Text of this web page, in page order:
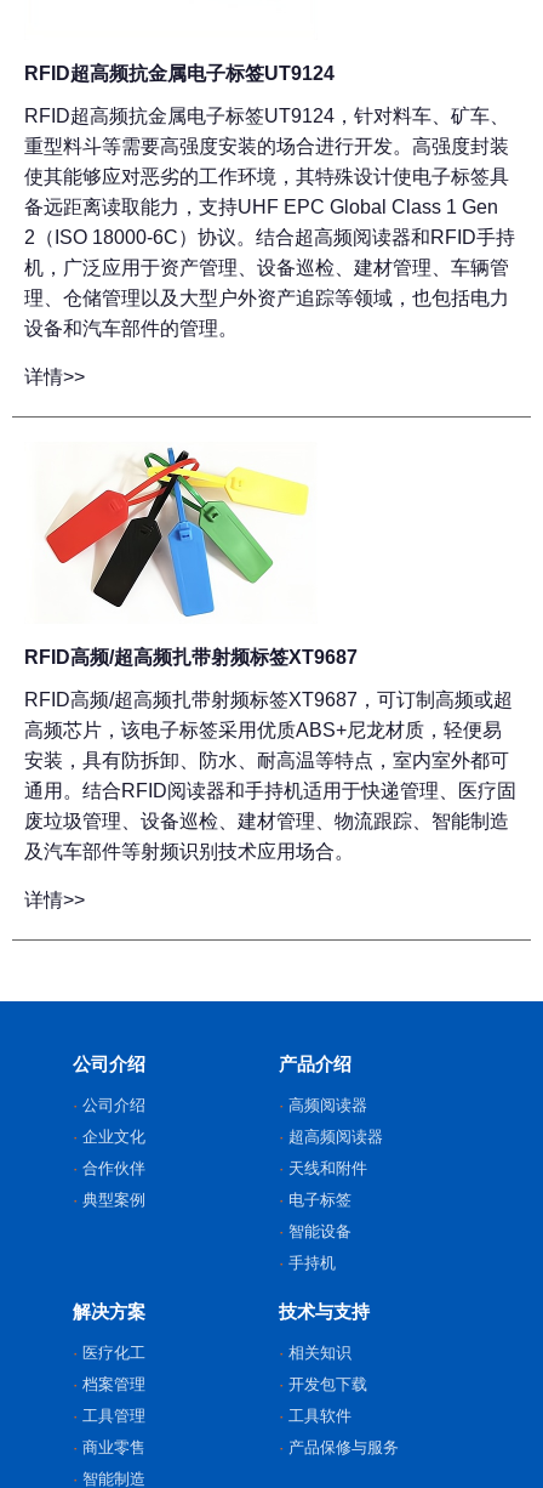
RFID超高频抗金属电子标签UT9124
RFID超高频抗金属电子标签UT9124，针对料车、矿车、
重型料斗等需要高强度安装的场合进行开发。高强度封装
使其能够应对恶劣的工作环境，其特殊设计使电子标签具
备远距离读取能力，支持UHF EPC Global Class 1 Gen
2（ISO 18000-6C）协议。结合超高频阅读器和RFID手持
机，广泛应用于资产管理、设备巡检、建材管理、车辆管
理、仓储管理以及大型户外资产追踪等领域，也包括电力
设备和汽车部件的管理。
详情>>
RFID高频/超高频扎带射频标签XT9687
RFID高频/超高频扎带射频标签XT9687，可订制高频或超
高频芯片，该电子标签采用优质ABS+尼龙材质，轻便易
安装，具有防拆卸、防水、耐高温等特点，室内室外都可
通用。结合RFID阅读器和手持机适用于快递管理、医疗固
废垃圾管理、设备巡检、建材管理、物流跟踪、智能制造
及汽车部件等射频识别技术应用场合。
详情>>
公司介绍
公司介绍
企业文化
合作伙伴
典型案例
产品介绍
高频阅读器
超高频阅读器
天线和附件
电子标签
智能设备
手持机
解决方案
医疗化工
档案管理
工具管理
商业零售
智能制造
技术与支持
相关知识
开发包下载
工具软件
产品保修与服务